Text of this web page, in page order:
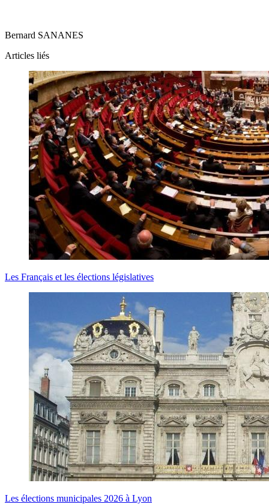
Bernard SANANES
Articles liés
Les Français et les élections législatives
Les élections municipales 2026 à Lyon